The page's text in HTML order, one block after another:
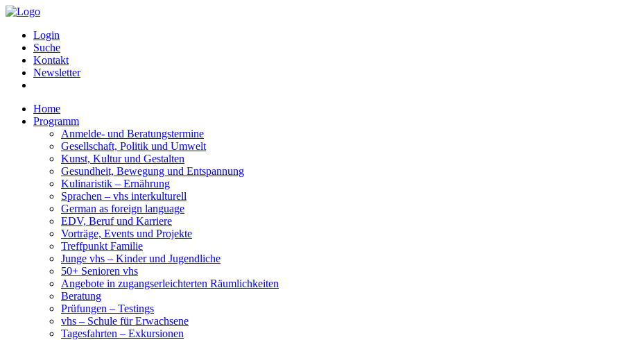
Login
Suche
Kontakt
Newsletter
Home
Programm
Anmelde- und Beratungstermine
Gesellschaft, Politik und Umwelt
Kunst, Kultur und Gestalten
Gesundheit, Bewegung und Entspannung
Kulinaristik – Ernährung
Sprachen – vhs interkulturell
German as foreign language
EDV, Beruf und Karriere
Vorträge, Events und Projekte
Treffpunkt Familie
Junge vhs – Kinder und Jugendliche
50+ Senioren vhs
Angebote in zugangserleichterten Räumlichkeiten
Beratung
Prüfungen – Testings
vhs – Schule für Erwachsene
Tagesfahrten – Exkursionen